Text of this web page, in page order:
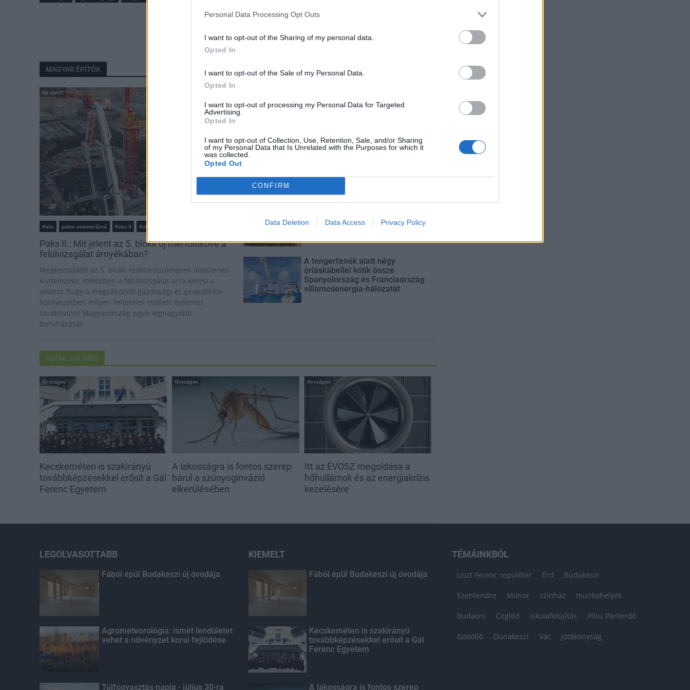
Personal Data Processing Opt Outs
I want to opt-out of the Sharing of my personal data.
Opted In
I want to opt-out of the Sale of my Personal Data.
Opted In
I want to opt-out of processing my Personal Data for Targeted
Advertising.
Opted In
I want to opt-out of Collection, Use, Retention, Sale, and/or Sharing
of my Personal Data that Is Unrelated with the Purposes for which it
was collected.
Opted Out
CONFIRM
Data Deletion Data Access Privacy Policy
MAGYAR ÉPÍTŐK
Mi épül?
Paks paksi atomerőmű Paks II Paks II. Atomerőmű Zrt.
Paks II.: Mit jelent az 5. blokk új mérföldköve a
felülvizsgálat árnyékában?
Megkezdődött az 5. blokk reaktorépületének alaplemez-
kivitelezése, miközben a felülvizsgálat arra keresi a
választ, hogy a megváltozott gazdasági és geopolitikai
környezetben milyen feltételek mellett érdemes
továbbvinni Magyarország egyik legnagyobb
beruházását.
közelében lévő logisztikai bázis út-
és közműhálózatának fejlesztése
Látlelet a hazai víziközművekről?
Épített öröksége megújításával is
évfordulójára
A tengerfenék alatt négy
óriáskábellel kötik össze
Spanyolország és Franciaország
villamosenergia-hálózatát
AJÁNLJUK MÉG
Országos
Kecskeméten is szakirányú
továbbképzésekkel erősít a Gál
Ferenc Egyetem
Országos
A lakosságra is fontos szerep
hárul a szúnyoginvázió
elkerülésében
Országos
Itt az ÉVOSZ megoldása a
hőhullámok és az energiakrízis
kezelésére
LEGOLVASOTTABB
Fából épül Budakeszi új óvodája
Agrometeorológia: ismét lendületet
vehet a növényzet korai fejlődése
Túlfogyasztás napja - július 30-ra
KIEMELT
Fából épül Budakeszi új óvodája
Kecskeméten is szakirányú
továbbképzésekkel erősít a Gál
Ferenc Egyetem
A lakosságra is fontos szerep
TÉMÁINKBÓL
Liszt Ferenc repülőtér Érd Budakeszi
Szentendre Monor színház munkahelyek
Budaörs Cegléd iskolafelújítás Pilisi Parkerdő
Gödöllő Dunakeszi Vác jótékonyság